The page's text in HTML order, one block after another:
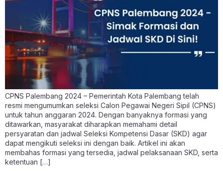
CPNS Palembang 2024 – Pemerintah Kota Palembang telah
resmi mengumumkan seleksi Calon Pegawai Negeri Sipil (CPNS)
untuk tahun anggaran 2024. Dengan banyaknya formasi yang
ditawarkan, masyarakat diharapkan memahami detail
persyaratan dan jadwal Seleksi Kompetensi Dasar (SKD) agar
dapat mengikuti seleksi ini dengan baik. Artikel ini akan
membahas formasi yang tersedia, jadwal pelaksanaan SKD, serta
ketentuan […]